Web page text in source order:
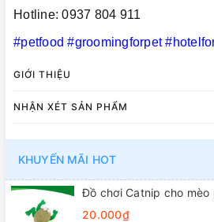
Hotline: 0937 804 911
#petfood #groomingforpet
GIỚI THIỆU
NHẬN XÉT SẢN PHẨM
KHUYẾN MÃI HOT
Đồ chơi Catnip cho mèo
20.000₫